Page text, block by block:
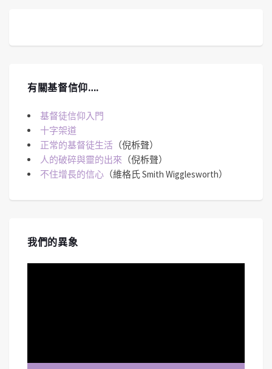
有關基督信仰….
基督徒信仰入門
十字架道
正常的基督徒生活 （倪柝聲）
人的破碎與靈的出來 （倪柝聲）
不住增長的信心 （維格氏 Smith Wigglesworth）
我們的異象